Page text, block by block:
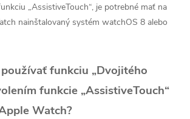
„AssistiveTouch“, je potrebné mať na
nainštalovaný systém watchOS 8 alebo
funkciu „Dvojitého
funkcie „AssistiveTouch“
Watch?